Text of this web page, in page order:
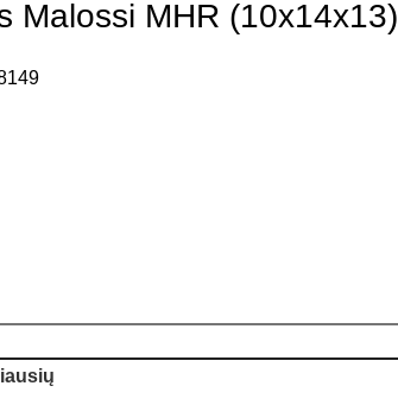
Malossi MHR (10x14x13)